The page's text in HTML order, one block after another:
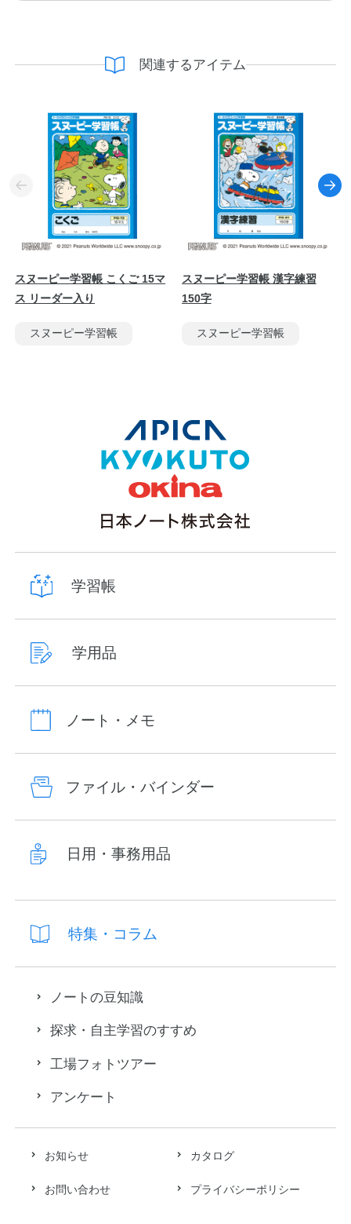
関連するアイテム
スヌーピー学習帳 こくご 15マ
ス リーダー入り
スヌーピー学習帳
スヌーピー学習帳 漢字練習
150字
スヌーピー学習帳
お知らせ カタログ
お問い合わせ プライバシーポリシー
学習帳
学用品
ノート・メモ
ファイル・バインダー
日用・事務用品
特集・コラム
ノートの豆知識
探求・自主学習のすすめ
工場フォトツアー
アンケート